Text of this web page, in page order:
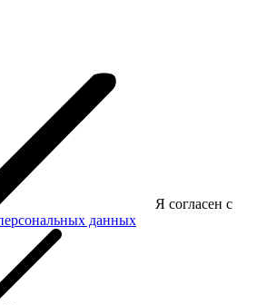
Я согласен с
данных